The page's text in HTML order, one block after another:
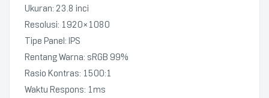
Ukuran: 23.8 inci
Resolusi: 1920×1080
Tipe Panel: IPS
Rentang Warna: sRGB 99%
Rasio Kontras: 1500:1
Waktu Respons: 1ms